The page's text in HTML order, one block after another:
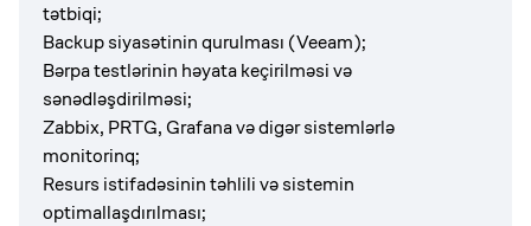
tətbiqi;
Backup siyasətinin qurulması (Veeam);
Bərpa testlərinin həyata keçirilməsi və
sənədləşdirilməsi;
Zabbix, PRTG, Grafana və digər sistemlərlə
monitorinq;
Resurs istifadəsinin təhlili və sistemin
optimallaşdırılması;